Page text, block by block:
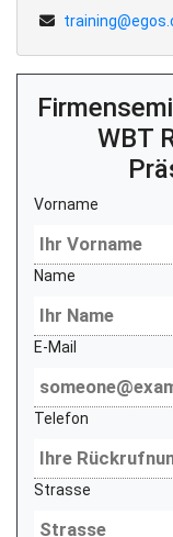
WBT
Vorname
Name
E-Mail
Telefon
Strasse